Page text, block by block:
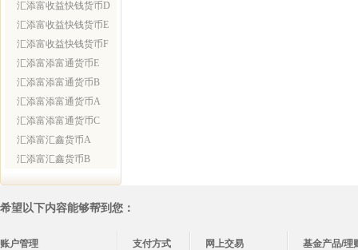
汇添富收益快钱货币D
汇添富收益快钱货币E
汇添富收益快钱货币F
汇添富添富通货币E
汇添富添富通货币B
汇添富添富通货币A
汇添富添富通货币C
汇添富汇鑫货币A
汇添富汇鑫货币B
希望以下内容能够帮到您：
账户管理
支付方式
网上交易
基金产品/理